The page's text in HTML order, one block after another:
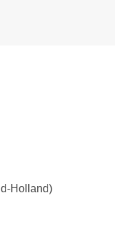
Holland)